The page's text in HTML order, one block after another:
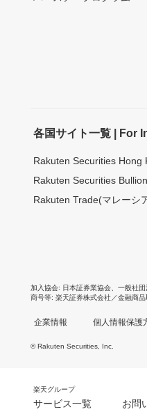
各国サイト一覧 | For
Rakuten Securities Hong
Rakuten Securities
Rakuten Trade(マレーシ
加入協会 日本証券業協会 一般社
商号等 楽天証券株式会社／金融商
企業情報 個人情報保護
© Rakuten Securities, Inc.
楽天グループ
サービス一覧 お問